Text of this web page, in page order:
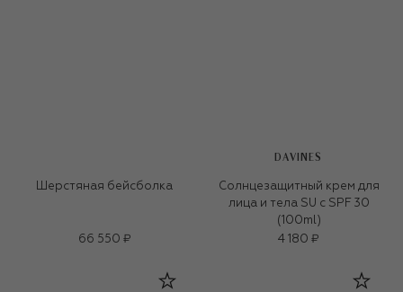
Шерстяная бейсболка
66 550 ₽
DAVINES
Солнцезащитный крем для
лица и тела SU с SPF 30
(100ml)
4 180 ₽